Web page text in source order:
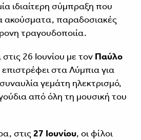
ιδιαίτερη σύμπραξη που
ακούσματα, παραδοσιακές
τραγουδοποιία.
26 Ιουνίου με τον Παύλο
στα Λύμπια για
γεμάτη ηλεκτρισμό,
από όλη τη μουσική του
στις 27 Ιουνίου, οι φίλοι